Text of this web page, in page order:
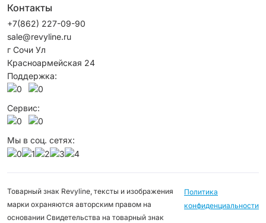
Контакты
+7(862) 227-09-90
sale@revyline.ru
г Сочи Ул
Красноармейская 24
Поддержка:
Сервис:
Мы в соц. сетях:
Товарный знак Revyline, тексты и изображения
марки охраняются авторским правом на
основании Свидетельства на товарный знак
Политика
конфиденциальности